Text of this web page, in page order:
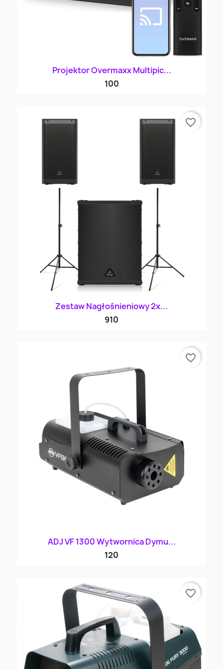
Projektor Overmaxx Multipic...
100
Zestaw Nagłośnieniowy 2x...
910
favorite_border
ADJ VF 1300 Wytwornica Dymu...
120
favorite_border
favorite_border